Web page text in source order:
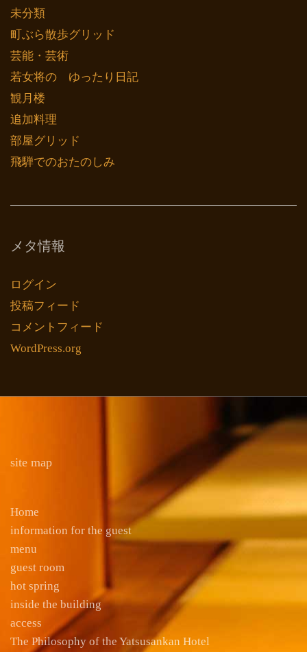
未分類
町ぶら散歩グリッド
芸能・芸術
若女将の ゆったり日記
観月楼
追加料理
部屋グリッド
飛騨でのおたのしみ
メタ情報
ログイン
投稿フィード
コメントフィード
WordPress.org
site map
Home
information for the guest
menu
guest room
hot spring
inside the building
access
The Philosophy of the Yatsusankan Hotel